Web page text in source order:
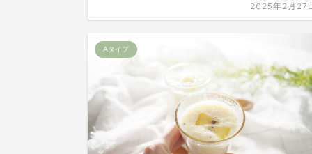
2025年2月27
Aタイプ